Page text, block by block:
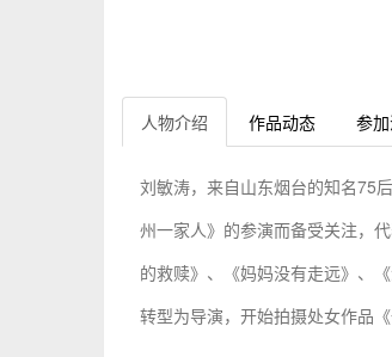
人物介绍 作品动态 参
刘敏涛，来自山东烟台的知名75
州一家人》的参演而备受关注，
的救赎》、《妈妈没有走远》、
转型为导演，开始拍摄处女作品